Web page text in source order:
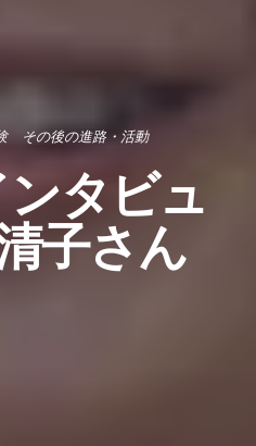
その後の進路・活動
タビュ
子さん